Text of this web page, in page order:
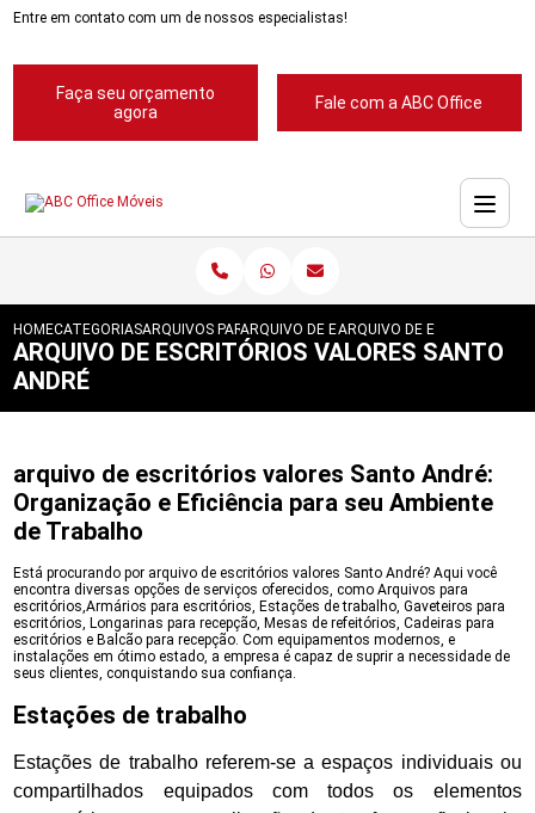
Entre em contato com um de nossos especialistas!
Faça seu orçamento
agora
Fale com a ABC Office
HOMECATEGORIASARQUIVOS PARA ESCRITORIOS
ARQUIVO DE ESCRITORIOSARQUIVO DE ESCRITORIOS
ARQUIVO DE ESCRITÓRIOS VALORES SANTO
ANDRÉ
arquivo de escritórios valores Santo André:
Organização e Eficiência para seu Ambiente
de Trabalho
Está procurando por arquivo de escritórios valores Santo André? Aqui você
encontra diversas opções de serviços oferecidos, como Arquivos para
escritórios,Armários para escritórios, Estações de trabalho, Gaveteiros para
escritórios, Longarinas para recepção, Mesas de refeitórios, Cadeiras para
escritórios e Balcão para recepção. Com equipamentos modernos, e
instalações em ótimo estado, a empresa é capaz de suprir a necessidade de
seus clientes, conquistando sua confiança.
Estações de trabalho
Estações de trabalho referem-se a espaços individuais ou
compartilhados equipados com todos os elementos